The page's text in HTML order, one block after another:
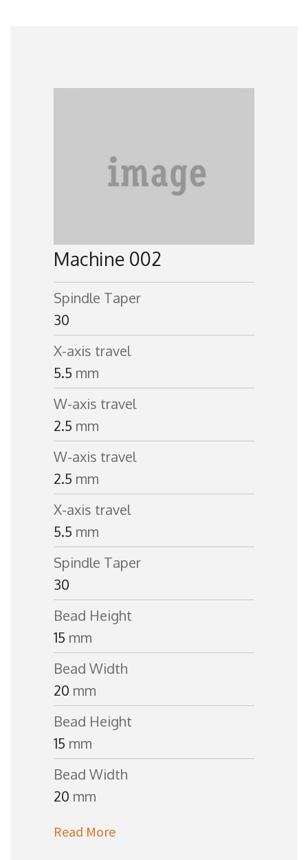
Machine 002
Spindle Taper
30
X-axis travel
5.5 mm
W-axis travel
2.5 mm
W-axis travel
2.5 mm
X-axis travel
5.5 mm
Spindle Taper
30
Bead Height
15 mm
Bead Width
20 mm
Bead Height
15 mm
Bead Width
20 mm
Read More